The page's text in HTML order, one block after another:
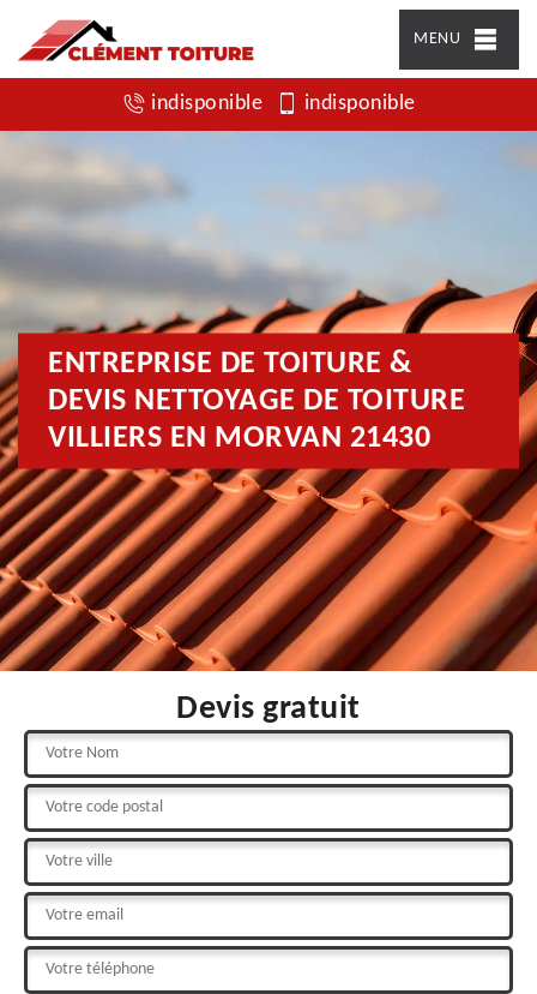
MENU
indisponible indisponible
ENTREPRISE DE TOITURE &
DEVIS NETTOYAGE DE TOITURE
VILLIERS EN MORVAN 21430
Devis gratuit